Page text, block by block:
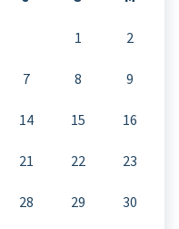
1 2
7 8 9
14 15 16
21 22 23
28 29 30